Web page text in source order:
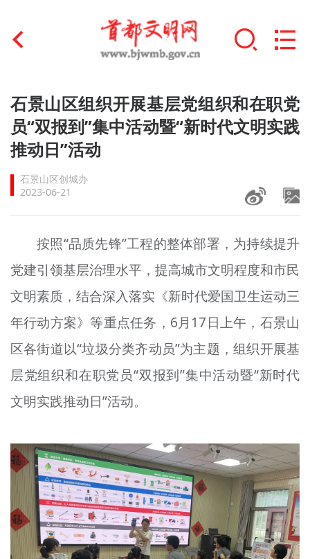
首页
文明创建
+
文明实践
文明培育
+
榜样人物
+
身边好人
文明评论
北京宣传文化引导基金
宣传思想文化人才
资料库
+
石景山区组织开展基层党组织和在职党
员“双报到”集中活动暨“新时代文明实践
推动日”活动
石景山区创城办
2023-06-21
按照“品质先锋”工程的整体部署，为持续提升
党建引领基层治理水平，提高城市文明程度和市民
文明素质，结合深入落实《新时代爱国卫生运动三
年行动方案》等重点任务，6月17日上午，石景山
区各街道以“垃圾分类齐动员”为主题，组织开展基
层党组织和在职党员“双报到”集中活动暨“新时代
文明实践推动日”活动。